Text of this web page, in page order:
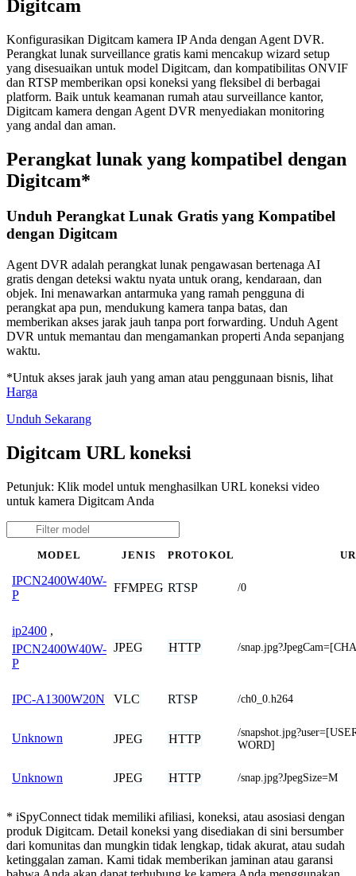
Digitcam
Konfigurasikan Digitcam kamera IP Anda dengan Agent DVR.
Perangkat lunak surveillance gratis kami mencakup wizard setup
yang disesuaikan untuk model Digitcam, dan kompatibilitas ONVIF
dan RTSP memberikan opsi koneksi yang fleksibel di berbagai
platform. Baik untuk keamanan rumah atau surveillance kantor,
Digitcam kamera dengan Agent DVR menyediakan monitoring
yang andal dan aman.
Perangkat lunak yang kompatibel dengan
Digitcam*
Unduh Perangkat Lunak Gratis yang Kompatibel
dengan Digitcam
Agent DVR adalah perangkat lunak pengawasan bertenaga AI
gratis dengan deteksi waktu nyata untuk orang, kendaraan, dan
objek. Ini menawarkan antarmuka yang ramah pengguna di
perangkat apa pun, mendukung kamera tanpa batas, dan
memberikan akses jarak jauh tanpa port forwarding. Unduh Agent
DVR untuk memantau dan mengamankan properti Anda sepanjang
waktu.
*Untuk akses jarak jauh yang aman atau penggunaan bisnis, lihat
Harga
Unduh Sekarang
Digitcam URL koneksi
Petunjuk: Klik model untuk menghasilkan URL koneksi video
untuk kamera Digitcam Anda
MODEL JENIS PROTOKOL
IPCN2400W40W-
P
FFMPEG RTSP /0
ip2400 ,
IPCN2400W40W-
P
JPEG HTTP /
IPC-A1300W20N VLC RTSP /ch0_0.h264
Unknown JPEG HTTP
/
WORD]
Unknown JPEG HTTP /snap.jpg?JpegSize=M
* iSpyConnect tidak memiliki afiliasi, koneksi, atau asosiasi dengan
produk Digitcam. Detail koneksi yang disediakan di sini bersumber
dari komunitas dan mungkin tidak lengkap, tidak akurat, atau sudah
ketinggalan zaman. Kami tidak memberikan jaminan atau garansi